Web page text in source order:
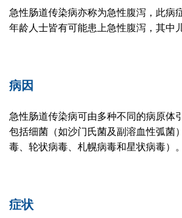
急性肠道传染病亦称为急性腹泻，此病
年龄人士皆有可能患上急性腹泻，其中
病因
急性肠道传染病可由多种不同的病原体
包括细菌（如沙门氏菌及副溶血性弧菌
毒、轮状病毒、札幌病毒和星状病毒）。
症状